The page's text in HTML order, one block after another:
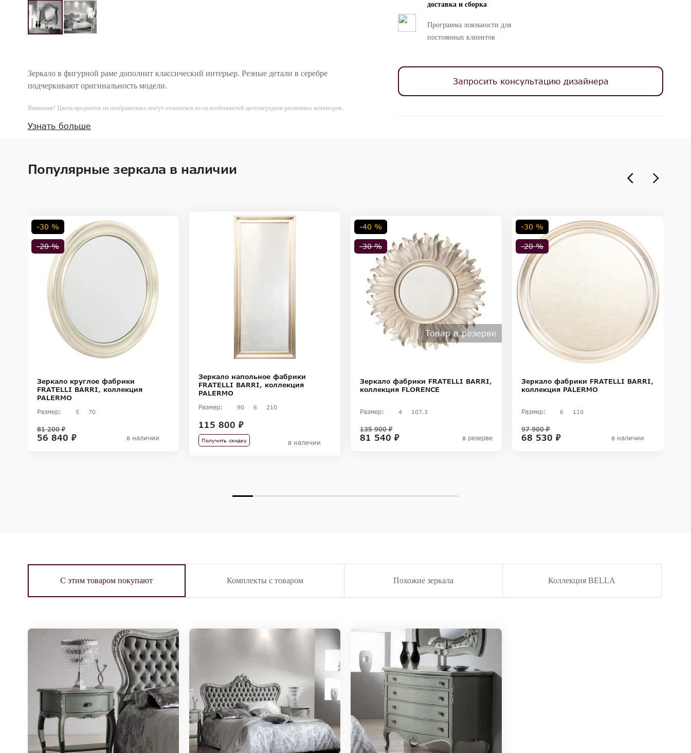
Зеркало в фигурной раме дополнит классический интерьер. Резные детали в серебре
подчеркивают оригинальность модели.
Внимание! Цвета предметов на изображениях могут отличаться из-за особенностей цветопередачи различных мониторов.
Узнать больше
доставка и сборка
Программа лояльности для
постоянных клиентов
Запросить консультацию дизайнера
Популярные зеркала в наличии
-20 %
-30 %
Зеркало круглое фабрики
FRATELLI BARRI, коллекция
PALERMO
Размер: 5 70
56 840 ₽
81 200 ₽
в наличии
Зеркало напольное фабрики
FRATELLI BARRI, коллекция
PALERMO
Размер: 90 6 210
115 800 ₽
Получить скидку в наличии
-30 %
-40 %
Товар в резерве
Зеркало фабрики FRATELLI BARRI,
коллекция FLORENCE
Размер: 4 107.3
81 540 ₽
135 900 ₽
в резерве
-20 %
-30 %
Зеркало фабрики FRATELLI BARRI,
коллекция PALERMO
Размер: 6 110
68 530 ₽
97 900 ₽
в наличии
С этим товаром покупают Комплекты с товаром Похожие зеркала Коллекция BELLA